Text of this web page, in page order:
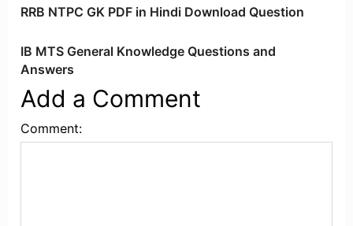
RRB NTPC GK PDF in Hindi Download Question
IB MTS General Knowledge Questions and
Answers
Add a Comment
Comment: